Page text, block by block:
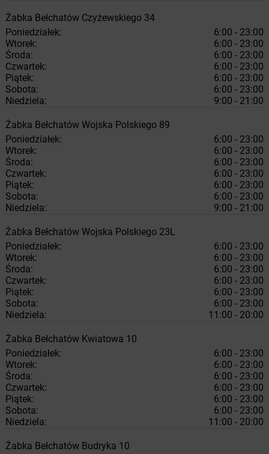
Żabka Bełchatów Czyżewskiego 34
Poniedziałek:
6:00 - 23:00
Wtorek:
6:00 - 23:00
Środa:
6:00 - 23:00
Czwartek:
6:00 - 23:00
Piątek:
6:00 - 23:00
Sobota:
6:00 - 23:00
Niedziela:
9:00 - 21:00
Żabka Bełchatów Wojska Polskiego 89
Poniedziałek:
6:00 - 23:00
Wtorek:
6:00 - 23:00
Środa:
6:00 - 23:00
Czwartek:
6:00 - 23:00
Piątek:
6:00 - 23:00
Sobota:
6:00 - 23:00
Niedziela:
9:00 - 21:00
Żabka Bełchatów Wojska Polskiego 23L
Poniedziałek:
6:00 - 23:00
Wtorek:
6:00 - 23:00
Środa:
6:00 - 23:00
Czwartek:
6:00 - 23:00
Piątek:
6:00 - 23:00
Sobota:
6:00 - 23:00
Niedziela:
11:00 - 20:00
Żabka Bełchatów Kwiatowa 10
Poniedziałek:
6:00 - 23:00
Wtorek:
6:00 - 23:00
Środa:
6:00 - 23:00
Czwartek:
6:00 - 23:00
Piątek:
6:00 - 23:00
Sobota:
6:00 - 23:00
Niedziela:
11:00 - 20:00
Żabka Bełchatów Budryka 10